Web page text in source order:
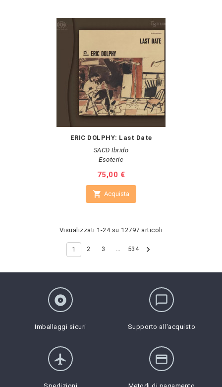
ERIC DOLPHY: Last Date
SACD Ibrido
Esoteric
Prezzo
75,00 €
 Acquista
Visualizzati 1-24 su 12797 articoli
1 2 3 … 534 
album
Imballaggi sicuri
chat_bubble_outline
Supporto all'acquisto
flight credit_card